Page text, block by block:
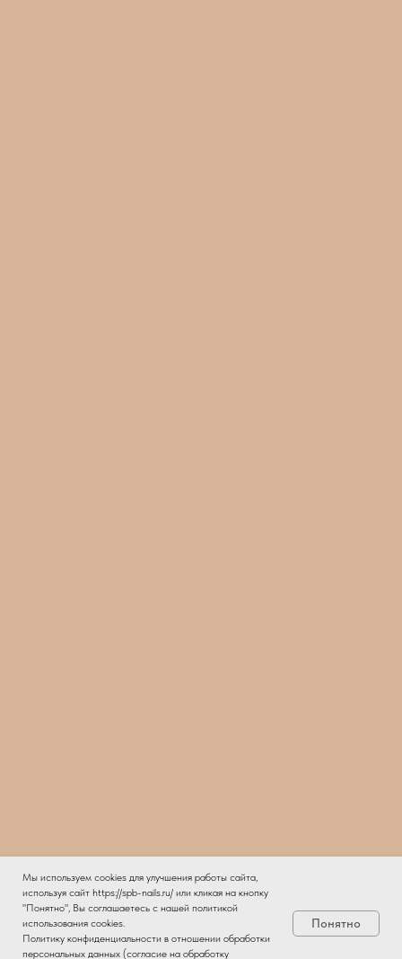
Мы используем cookies для улучшения работы сайта,
используя сайт https://spb-nails.ru/ или кликая на кнопку
"Понятно", Вы соглашаетесь с нашей политикой
использования cookies.
Политику конфиденциальности в отношении обработки
персональных данных (согласие на обработку
Понятно